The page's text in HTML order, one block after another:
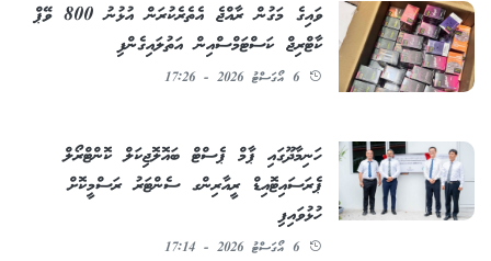
ވައިގެ މަގުން ރާއްޖެ އެތެރެކުރަން އުޅުނު 800 ވޭޕް
ކާޓްރިޖް ކަސްޓަމްސްއިން އަތުލައިގެންފި
6 އޯގަސްޓު 2026 - 17:26
ހަނިމާދޫގައި ޕާމް ޕެސްޓް ބައޮލޮޖިކަލް ކޮންޓްރޯލް
ޕެރަސައިޓޮއިޑް ރީއާރިންގ ސެންޓަރު ރަސްމީކޮށް
ހުޅުވައިފި
6 އޯގަސްޓު 2026 - 17:14